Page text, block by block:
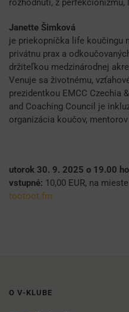
rozhodnutí, z
Janette Šimková
je priekopníčka life koučingu
privátnu prax a
držiteľkou medzinárodnej
Venuje sa životnému,
prezidentkou EMCC Czechia
and Coaching Council je
organizácia koučov,
utorok 30. 9. 2025 o 19.00
vstupné: 10,00 EUR, na
tootoot.fm
O V-KLUBE